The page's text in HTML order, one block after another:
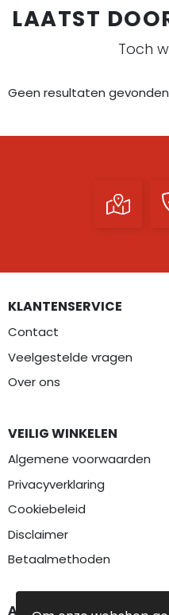
LAATST
Toch
Geen resultaten
KLANTENSERVICE
Contact
Veelgestelde vragen
Over ons
VEILIG WINKELEN
Algemene voorwaarden
Privacyverklaring
Cookiebeleid
Disclaimer
Betaalmethoden
AANBEVOLEN